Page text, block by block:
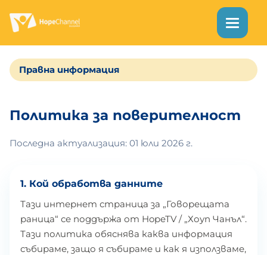
Правна информация
Политика за поверителност
Последна актуализация: 01 юли 2026 г.
1. Кой обработва данните
Тази интернет страница за „Говорещата
раница“ се поддържа от HopeTV / „Хоуп Чанъл“.
Тази политика обяснява каква информация
събираме, защо я събираме и как я използваме,